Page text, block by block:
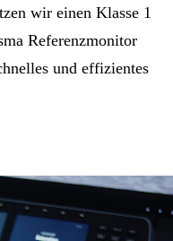
wir einen Klasse 1
Referenzmonitor
und effizientes